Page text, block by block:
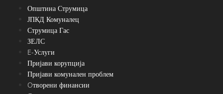
Општина Струмица
ЈПКД Комуналец
Струмица Гас
ЗЕЛС
E-Услуги
Пријави корупција
Пријави комунален проблем
Oтворени финансии